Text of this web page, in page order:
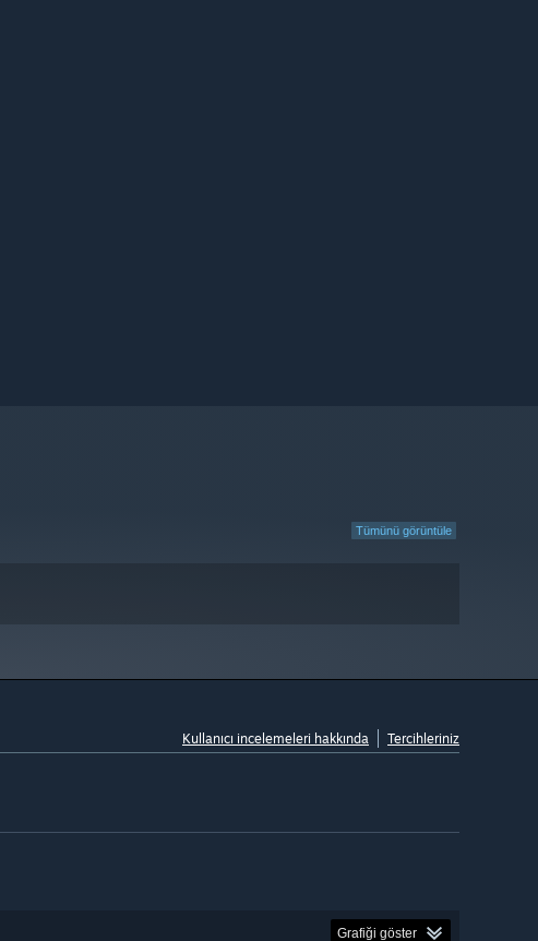
Tümünü görüntüle
Kullanıcı incelemeleri hakkında Tercihleriniz
Grafiği göster